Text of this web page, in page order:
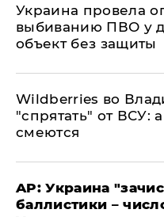
Украина провела
выбиванию ПВО у
объект без защиты
Wildberries во
"спрятать" от ВСУ:
смеются
AP: Украина
баллистики –